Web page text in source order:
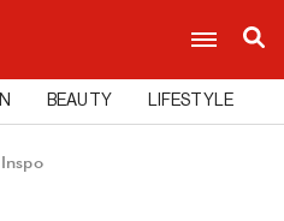
BEAUTY LIFESTYLE